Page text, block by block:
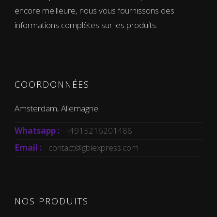
encore meilleure, nous vous fournissons des
informations complètes sur les produits.
COORDONNÉES
Amsterdam, Allemagne
Whatsapp : +4915216201488
Email :
contact@gblexpress.com
NOS PRODUITS